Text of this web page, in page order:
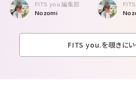
FITS you.編集部
Nozomi
FITS you.を覗きにい